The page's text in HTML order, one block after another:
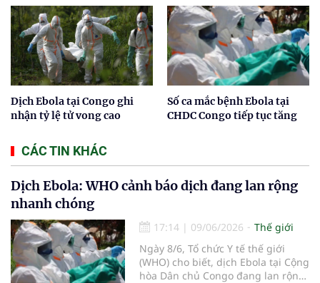
Dịch Ebola tại Congo ghi
nhận tỷ lệ tử vong cao
Số ca mắc bệnh Ebola tại
CHDC Congo tiếp tục tăng
CÁC TIN KHÁC
Dịch Ebola: WHO cảnh báo dịch đang lan rộng
nhanh chóng
17:14 | 09/06/2026
Thế giới
Ngày 8/6, Tổ chức Y tế thế giới
(WHO) cho biết, dịch Ebola tại Cộng
hòa Dân chủ Congo đang lan rộng